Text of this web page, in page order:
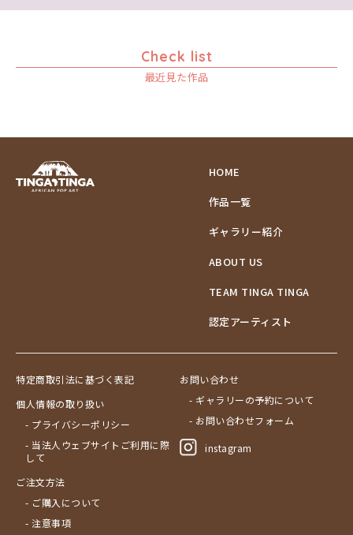
Check list
最近見た作品
HOME
作品一覧
ギャラリー紹介
ABOUT US
TEAM TINGA TINGA
認定アーティスト
特定商取引法に基づく表記
個人情報の取り扱い
- プライバシーポリシー
- 当法人ウェブサイトご利用に際
して
ご注文方法
- ご購入について
- 注意事項
お問い合わせ
- ギャラリーの予約について
- お問い合わせフォーム
instagram